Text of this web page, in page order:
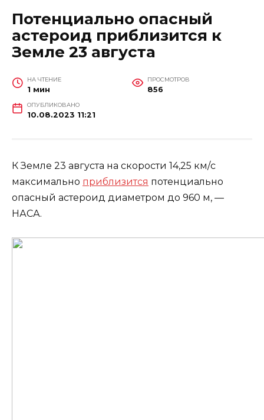
Потенциально опасный
астероид приблизится к
Земле 23 августа
НА ЧТЕНИЕ
1 мин
ПРОСМОТРОВ
856
ОПУБЛИКОВАНО
10.08.2023 11:21
К Земле 23 августа на скорости 14,25 км/с
максимально приблизится потенциально
опасный астероид диаметром до 960 м, —
НАСА.